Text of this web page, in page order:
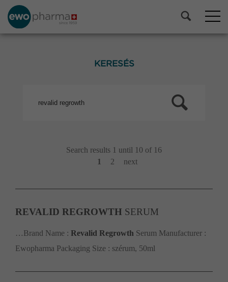
KERESÉS
Search results 1 until 10 of 16
1
2 next
REVALID REGROWTH SERUM
…Brand Name : Revalid Regrowth Serum Manufacturer :
Ewopharma Packaging Size : szérum, 50ml